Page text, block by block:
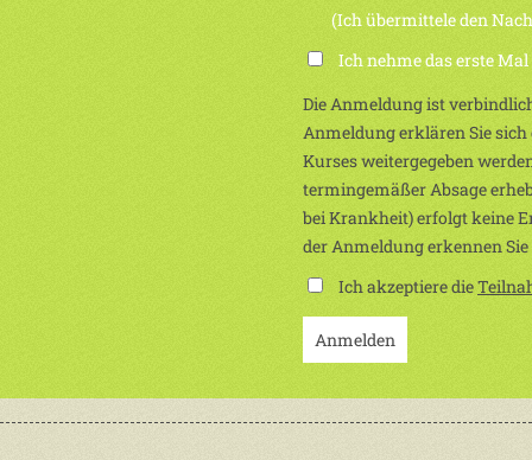
(Ich übermittele den
Ich nehme das erste
Die Anmeldung ist
Anmeldung erklären Sie
Kurses weitergegeben
termingemäßer Absage
bei Krankheit) erfolgt keine
der Anmeldung erkennen
Ich akzeptiere die
Anmelden